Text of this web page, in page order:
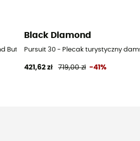
Buty górskie meskie - Czarny - 43.5
Black Diamond
Pursuit 30 - Plecak turystyczny
421,62 zł 719,00 zł -41%